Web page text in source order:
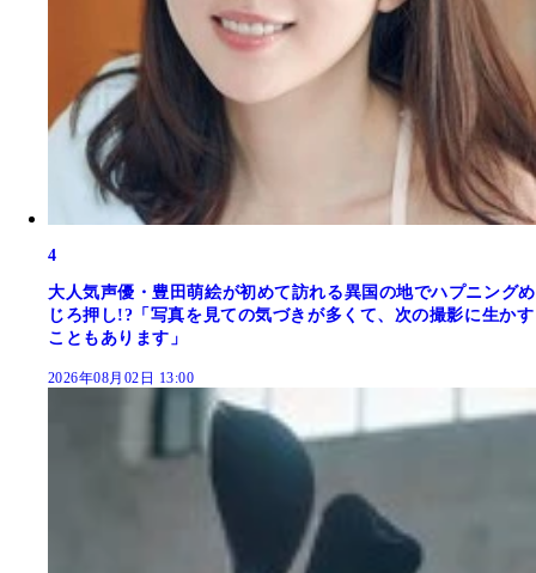
4
大人気声優・豊田萌絵が初めて訪れる異国の地でハプニングめ
じろ押し!?「写真を見ての気づきが多くて、次の撮影に生かす
こともあります」
2026年08月02日 13:00